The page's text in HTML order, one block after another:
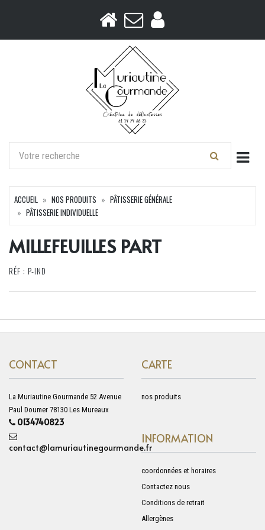
ACCUEIL NOS PRODUITS
PÂTISSERIE GÉNÉRALE
PÂTISSERIE INDIVIDUELLE
MILLEFEUILLES PART
RÉF : P-IND
CONTACT
La Muriautine Gourmande 52 Avenue
Paul Doumer 78130 Les Mureaux
0134740823
contact@lamuriautinegourmande.fr
CARTE
nos produits
INFORMATION
coordonnées et horaires
Contactez nous
Conditions de retrait
Allergènes